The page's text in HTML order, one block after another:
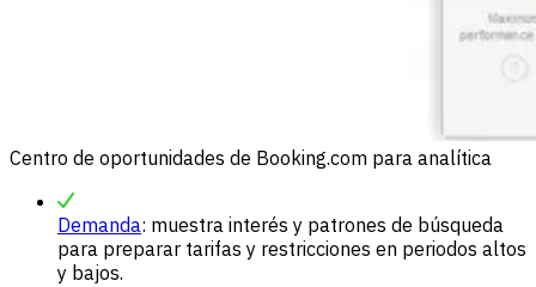
Centro de oportunidades de Booking.com para analítica
Demanda: muestra interés y patrones de búsqueda
para preparar tarifas y restricciones en periodos altos
y bajos.